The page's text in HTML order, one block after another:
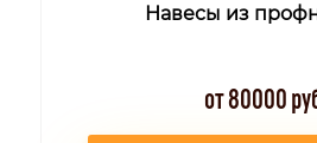
Навесы из
от 80000